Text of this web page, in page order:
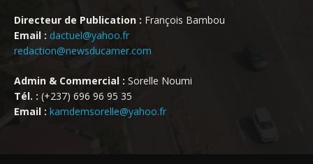
Directeur de Publication : François Bambou
Email : dactuel@yahoo.fr
redaction@newsducamer.com
Admin & Commercial : Sorelle Noumi
Tél. : (+237) 696 96 95 35
Email : kamdemsorelle@yahoo.fr